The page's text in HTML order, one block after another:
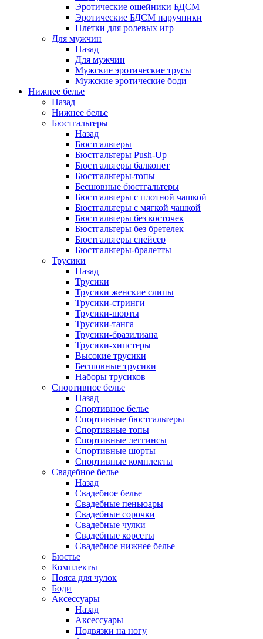
Эротические ошейники БДСМ
Эротические БДСМ наручники
Плетки для ролевых игр
Для мужчин
Назад
Для мужчин
Мужские эротические трусы
Мужские эротические боди
Нижнее белье
Назад
Нижнее белье
Бюстгальтеры
Назад
Бюстгальтеры
Бюстгальтеры Push-Up
Бюстгальтеры балконет
Бюстгальтеры-топы
Бесшовные бюстгальтеры
Бюстгальтеры с плотной чашкой
Бюстгальтеры с мягкой чашкой
Бюстгальтеры без косточек
Бюстгальтеры без бретелек
Бюстгальтеры спейсер
Бюстгальтеры-бралетты
Трусики
Назад
Трусики
Трусики женские слипы
Трусики-стринги
Трусики-шорты
Трусики-танга
Трусики-бразилиана
Трусики-хипстеры
Высокие трусики
Бесшовные трусики
Наборы трусиков
Спортивное белье
Назад
Спортивное белье
Спортивные бюстгальтеры
Спортивные топы
Спортивные леггинсы
Спортивные шорты
Спортивные комплекты
Свадебное белье
Назад
Свадебное белье
Свадебные пеньюары
Свадебные сорочки
Свадебные чулки
Свадебные корсеты
Свадебное нижнее белье
Бюстье
Комплекты
Пояса для чулок
Боди
Аксессуары
Назад
Аксессуары
Подвязки на ногу